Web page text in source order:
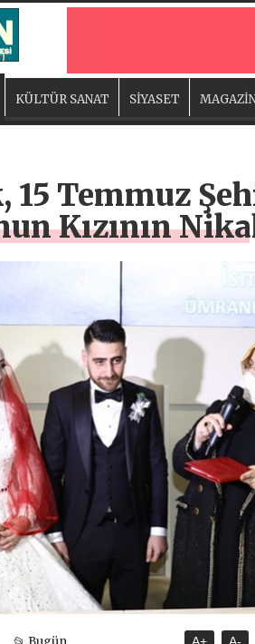
KÜLTÜR SANAT SİYASET
15 Temmuz
Kızının